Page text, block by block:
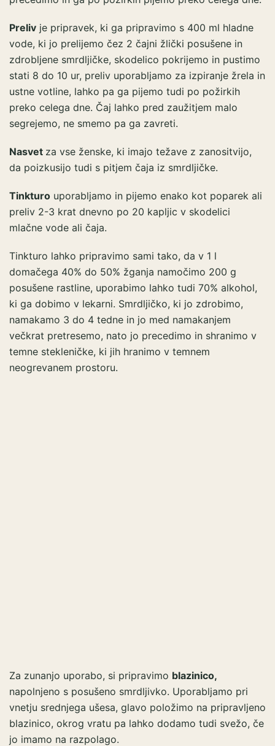
Preliv je pripravek, ki ga pripravimo s 400 ml hladne
vode, ki jo prelijemo čez 2 čajni žlički posušene in
zdrobljene smrdljičke, skodelico pokrijemo in pustimo
stati 8 do 10 ur, preliv uporabljamo za izpiranje žrela in
ustne votline, lahko pa ga pijemo tudi po požirkih
preko celega dne. Čaj lahko pred zaužitjem malo
segrejemo, ne smemo pa ga zavreti.
Nasvet za vse ženske, ki imajo težave z zanositvijo,
da poizkusijo tudi s pitjem čaja iz smrdljičke.
Tinkturo uporabljamo in pijemo enako kot poparek ali
preliv 2-3 krat dnevno po 20 kapljic v skodelici
mlačne vode ali čaja.
Tinkturo lahko pripravimo sami tako, da v 1 l
domačega 40% do 50% žganja namočimo 200 g
posušene rastline, uporabimo lahko tudi 70% alkohol,
ki ga dobimo v lekarni. Smrdljičko, ki jo zdrobimo,
namakamo 3 do 4 tedne in jo med namakanjem
večkrat pretresemo, nato jo precedimo in shranimo v
temne stekleničke, ki jih hranimo v temnem
neogrevanem prostoru.
Za zunanjo uporabo, si pripravimo blazinico,
napolnjeno s posušeno smrdljivko. Uporabljamo pri
vnetju srednjega ušesa, glavo položimo na pripravljeno
blazinico, okrog vratu pa lahko dodamo tudi svežo, če
jo imamo na razpolago.